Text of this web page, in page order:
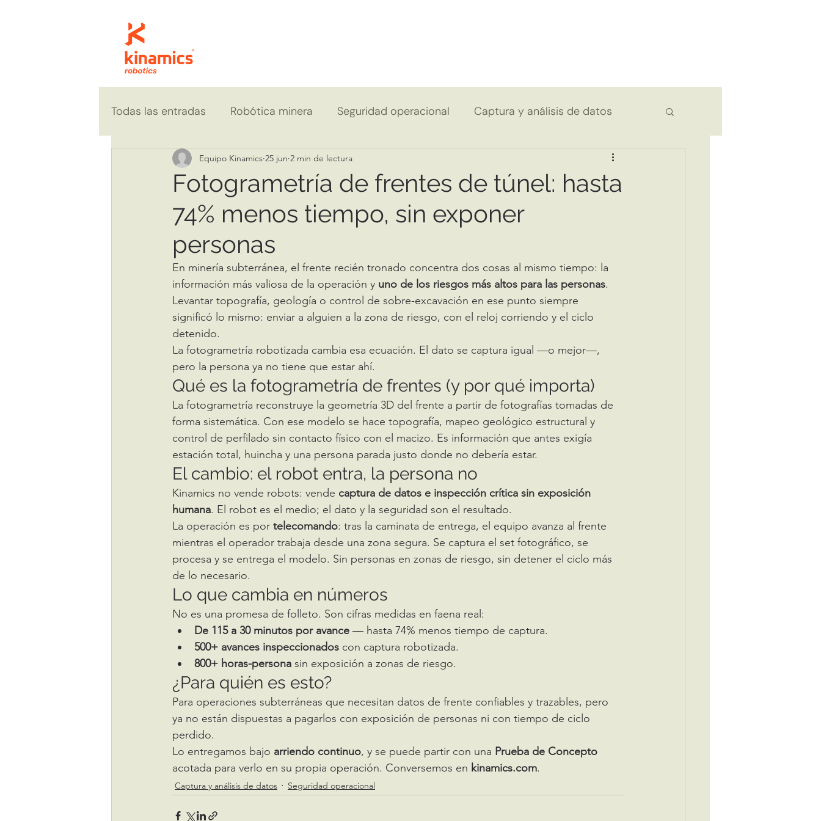
Todas las entradas Robótica minera Seguridad operacional Captura y análisis de datos
Casos y resultados
Fotogrametría de frentes de túnel: hasta
74% menos tiempo, sin exponer
personas
Equipo Kinamics 25 jun 2 min de lectura
En minería subterránea, el frente recién tronado concentra dos cosas al mismo tiempo: la
información más valiosa de la operación y uno de los riesgos más altos para las personas.
Levantar topografía, geología o control de sobre-excavación en ese punto siempre
significó lo mismo: enviar a alguien a la zona de riesgo, con el reloj corriendo y el ciclo
detenido.
La fotogrametría robotizada cambia esa ecuación. El dato se captura igual —o mejor—,
pero la persona ya no tiene que estar ahí.
Qué es la fotogrametría de frentes (y por qué importa)
La fotogrametría reconstruye la geometría 3D del frente a partir de fotografías tomadas de
forma sistemática. Con ese modelo se hace topografía, mapeo geológico estructural y
control de perfilado sin contacto físico con el macizo. Es información que antes exigía
estación total, huincha y una persona parada justo donde no debería estar.
El cambio: el robot entra, la persona no
Kinamics no vende robots: vende captura de datos e inspección crítica sin exposición
humana. El robot es el medio; el dato y la seguridad son el resultado.
La operación es por telecomando: tras la caminata de entrega, el equipo avanza al frente
mientras el operador trabaja desde una zona segura. Se captura el set fotográfico, se
procesa y se entrega el modelo. Sin personas en zonas de riesgo, sin detener el ciclo más
de lo necesario.
Lo que cambia en números
No es una promesa de folleto. Son cifras medidas en faena real:
De 115 a 30 minutos por avance — hasta 74% menos tiempo de captura.
500+ avances inspeccionados con captura robotizada.
800+ horas-persona sin exposición a zonas de riesgo.
¿Para quién es esto?
Para operaciones subterráneas que necesitan datos de frente confiables y trazables, pero
ya no están dispuestas a pagarlos con exposición de personas ni con tiempo de ciclo
perdido.
Lo entregamos bajo arriendo continuo, y se puede partir con una Prueba de Concepto
acotada para verlo en su propia operación. Conversemos en kinamics.com.
Captura y análisis de datos Seguridad operacional